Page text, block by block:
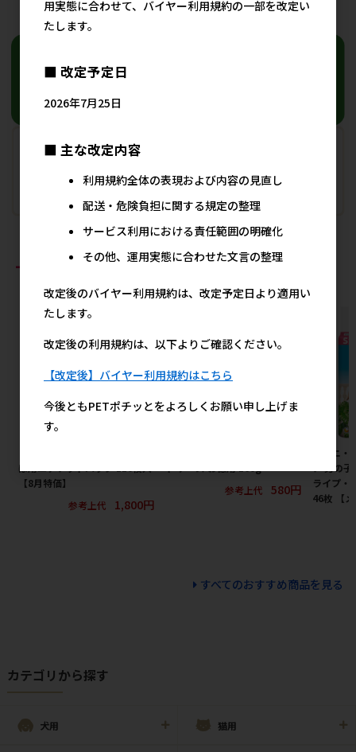
17件中 1〜17件目
おすすめ商品
ぽ用エチケットパック 110枚入
【8月特価】
参考上代
1,800円
参考上代
580円
［ユニ
ア 男の
ライプ・
46枚 【
すべてのおすすめ商品を見る
カテゴリから探す
犬用 猫用
用実態に合わせて、バイヤー利用規約の一部を改定い
たします。
■ 改定予定日
2026年7月25日
■ 主な改定内容
利用規約全体の表現および内容の見直し
配送・危険負担に関する規定の整理
サービス利用における責任範囲の明確化
その他、運用実態に合わせた文言の整理
改定後のバイヤー利用規約は、改定予定日より適用い
たします。
改定後の利用規約は、以下よりご確認ください。
【改定後】バイヤー利用規約はこちら
今後ともPETポチッとをよろしくお願い申し上げま
す。